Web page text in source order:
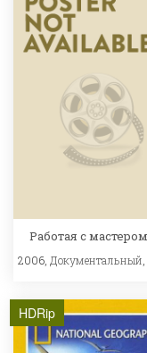
Работая с
2006, Документальный,
HDRip